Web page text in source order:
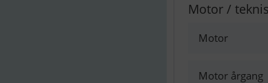
Motor /
Motor
Motor årgang